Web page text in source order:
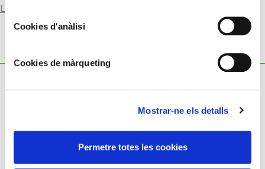
Cookies d'anàlisi
Cookies de màrqueting
Mostrar-ne els detalls
Permetre totes les cookies
Llegir-ne més